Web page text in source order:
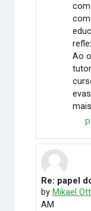
Ao
In reply to
Re: papel
by Mikael
AM